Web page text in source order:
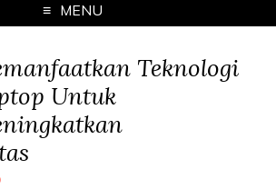
MENU
Teknologi
Untuk